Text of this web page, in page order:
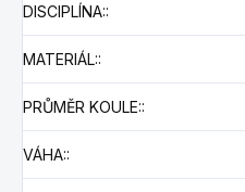
DISCIPLÍNA::
MATERIÁL::
PRŮMĚR KOULE::
VÁHA::